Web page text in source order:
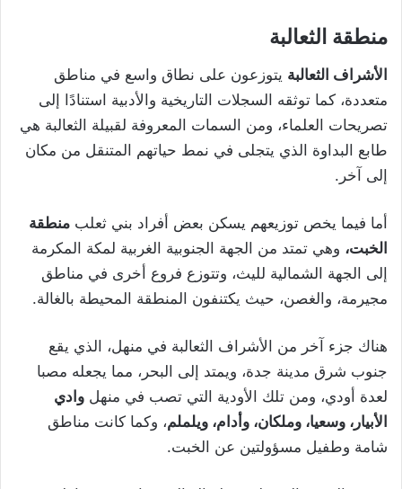
منطقة الثعالبة
الأشراف الثعالبة يتوزعون على نطاق واسع في مناطق
متعددة، كما توثقه السجلات التاريخية والأدبية استنادًا إلى
تصريحات العلماء، ومن السمات المعروفة لقبيلة الثعالبة هي
طابع البداوة الذي يتجلى في نمط حياتهم المتنقل من مكان
إلى آخر.
أما فيما يخص توزيعهم يسكن بعض أفراد بني ثعلب منطقة
الخبت، وهي تمتد من الجهة الجنوبية الغربية لمكة المكرمة
إلى الجهة الشمالية لليث، وتتوزع فروع أخرى في مناطق
مجيرمة، والغصن، حيث يكتنفون المنطقة المحيطة بالغالة.
هناك جزء آخر من الأشراف الثعالبة في منهل، الذي يقع
جنوب شرق مدينة جدة، ويمتد إلى البحر، مما يجعله مصبا
لعدة أودي، ومن تلك الأودية التي تصب في منهل وادي
الأبيار، وسعيا، وملكان، وأدام، ويلملم، وكما كانت مناطق
شامة وطفيل مسؤولتين عن الخبت.